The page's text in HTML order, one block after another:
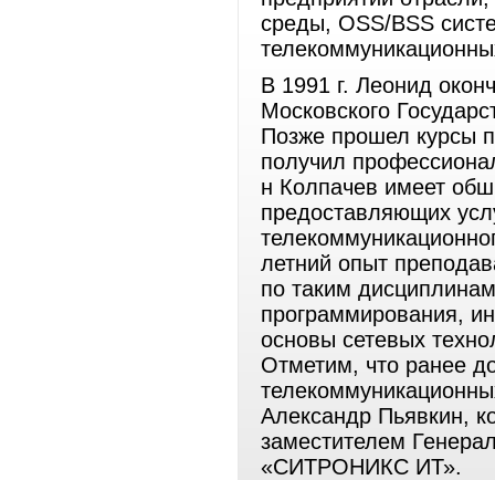
среды, OSS/BSS
В 1991 г. Леонид
Московского
Позже прошел курсы
получил
н Колпачев имеет
предоставляющих
летний опыт
по таким
программирования,
основы сетевых
Отметим, что ранее
Александр Пьявкин,
заместителем
«СИТРОНИКС ИТ».